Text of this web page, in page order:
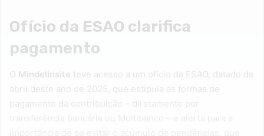
Ofício da ESAO clarifica
pagamento
O Mindelinsite teve acesso a um ofício da ESAO, datado de
abril deste ano de 2025, que estipula as formas de
pagamento da contribuição – diretamente por